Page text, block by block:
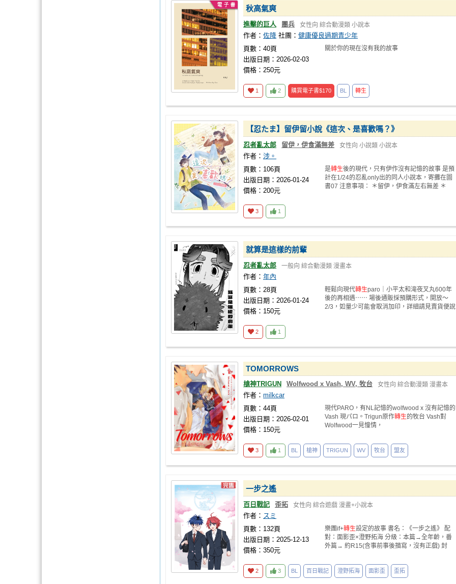
秋高氣爽
進擊的巨人 團兵 女性向 綜合動漫類 小說本
作者： 佐降 社團： 健康優良過期青少年
頁數：40頁
出版日期：2026-02-03
價格：250元
關於你的現在沒有我的故事
1 2 購買電子書$170 BL 轉生
【忍たま】留伊留小說《這次、是喜歡嗎？》
忍者亂太郎 留伊，伊食滿無差 女性向 小說類 小說本
作者： 涉。
頁數：106頁
出版日期：2026-01-24
價格：200元
是轉生後的現代，只有伊作沒有記憶的故事 是預
計在1/24的忍亂only出的同人小說本，寄攤在圖
書07 注意事項： ＊留伊，伊食滿左右無差 ＊
3 1
就算是這樣的前輩
忍者亂太郎 一般向 綜合動漫類 漫畫本
作者： 年內
頁數：28頁
出版日期：2026-01-24
價格：150元
輕鬆向現代轉生paro｜小平太和滝夜叉丸600年
後的再相遇⋯⋯ 場後通販採預購形式，開放～
2/3，如量少可能會取消加印，詳細請見賣貨便說
2 1
TOMORROWS
槍神TRIGUN Wolfwood x Vash, WV, 牧台 女性向 綜合動漫類 漫畫本
作者： milkcar
頁數：44頁
出版日期：2026-02-01
價格：150元
現代PARO，有NL記憶的wolfwood x 沒有記憶的
Vash 現パロ。Trigun原作轉生的牧台 Vash對
Wolfwood一見憧情，
3 1 BL 槍神 TRIGUN WV 牧台 盟友
一步之遙
百日戰記 歪拓 女性向 綜合遊戲 漫畫+小說本
作者： スミ
頁數：132頁
出版日期：2025-12-13
價格：350元
樂團if+轉生設定的故事 書名：《一步之遙》 配
對：面影歪×澄野拓海 分級：本篇→全年齡，番
外篇→ 約R15(含事前事後描寫，沒有正戲) 封
2 3 BL 百日戰記 澄野拓海 面影歪 歪拓